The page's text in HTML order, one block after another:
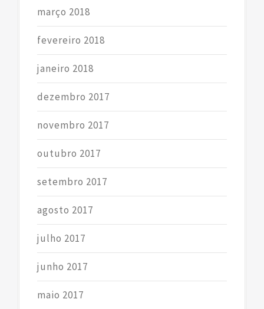
março 2018
fevereiro 2018
janeiro 2018
dezembro 2017
novembro 2017
outubro 2017
setembro 2017
agosto 2017
julho 2017
junho 2017
maio 2017